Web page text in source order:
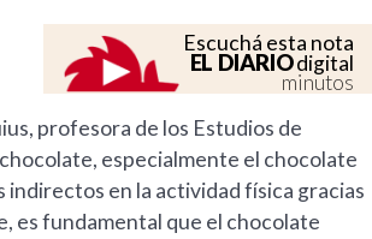
Escuchá esta nota
EL DIARIOdigital
minutos
profesora de los Estudios de
especialmente el chocolate
en la actividad física gracias
es fundamental que el chocolate